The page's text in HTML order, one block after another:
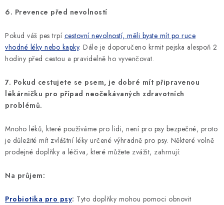
6. Prevence před nevolností
Pokud váš pes trpí cestovní nevolností, měli byste mít po ruce
vhodné léky nebo kapky. Dále je doporučeno krmit pejska alespoň 2
hodiny před cestou a pravidelně ho vyvenčovat.
7. Pokud cestujete se psem, je dobré mít připravenou
lékárničku pro případ neočekávaných zdravotních
problémů.
Mnoho léků, které používáme pro lidi, není pro psy bezpečné, proto
je důležité mít zvláštní léky určené výhradně pro psy. Některé volně
prodejné doplňky a léčiva, které můžete zvážit, zahrnují:
Na průjem:
Probiotika pro psy: Tyto doplňky mohou pomoci obnovit